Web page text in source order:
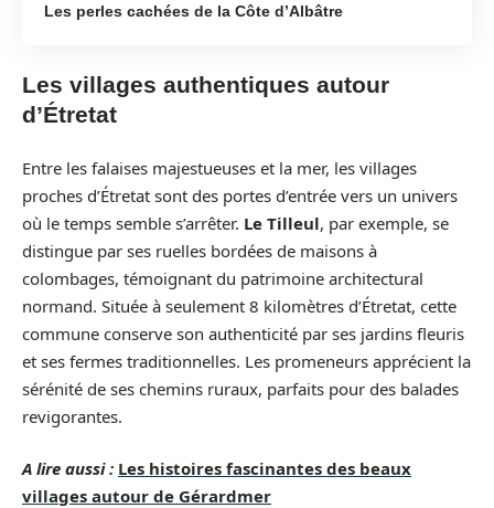
Les perles cachées de la Côte d’Albâtre
Les villages authentiques autour
d’Étretat
Entre les falaises majestueuses et la mer, les villages
proches d’Étretat sont des portes d’entrée vers un univers
où le temps semble s’arrêter. Le Tilleul, par exemple, se
distingue par ses ruelles bordées de maisons à
colombages, témoignant du patrimoine architectural
normand. Située à seulement 8 kilomètres d’Étretat, cette
commune conserve son authenticité par ses jardins fleuris
et ses fermes traditionnelles. Les promeneurs apprécient la
sérénité de ses chemins ruraux, parfaits pour des balades
revigorantes.
A lire aussi : Les histoires fascinantes des beaux
villages autour de Gérardmer